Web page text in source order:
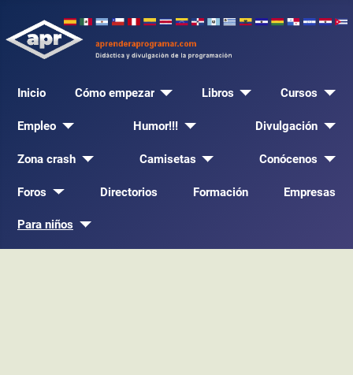
Inicio Cómo empezar Libros Cursos
Empleo Humor!!! Divulgación
Zona crash Camisetas Conócenos
Foros Directorios Formación Empresas
Para niños